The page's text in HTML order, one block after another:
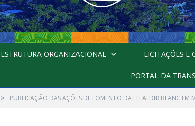
ESTRUTURA ORGANIZACIONAL LICITAÇÕES E
PORTAL DA
» PUBLICAÇÃO DAS AÇÕES DE FOMENTO DA LEI ALDIR BLANC EM